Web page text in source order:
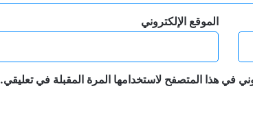
الموقع الإلكتروني
في هذا المتصفح لاستخدامها المرة المقبلة في تعليقي.